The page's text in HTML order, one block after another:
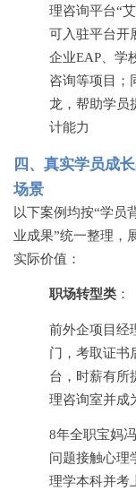
理咨询平台“
可入驻平台开
企业EAP、学
咨询等项目；
龙，帮助学员
计能力
四、真实学员成
场景
以下案例均按“学员
业成果”统一整理，
实际价值：
职场转型类 ：
前外企项目经
门，考取证书
台，时薪有所
理咨询室并成
8年全职宝妈
问题接触心理
理学本科并考